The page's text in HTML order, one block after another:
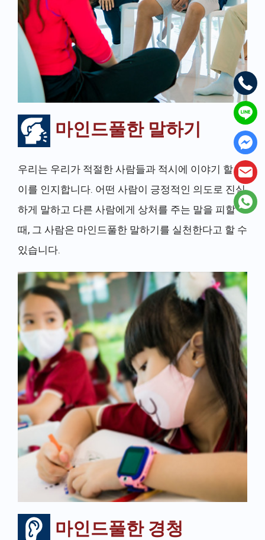
마인드풀한 말하기
우리는 우리가 적절한 사람들과 적시에 이야기 할 때
이를 인지합니다. 어떤 사람이 긍정적인 의도로 진실
하게 말하고 다른 사람에게 상처를 주는 말을 피할
때, 그 사람은 마인드풀한 말하기를 실천한다고 할 수
있습니다.
마인드풀한 경청